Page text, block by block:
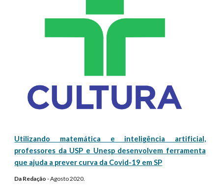
Utilizando matemática e inteligência artificial,
professores da USP e Unesp desenvolvem ferramenta
que ajuda a prever curva da Covid-19 em SP
Da Redação -Agosto2020.